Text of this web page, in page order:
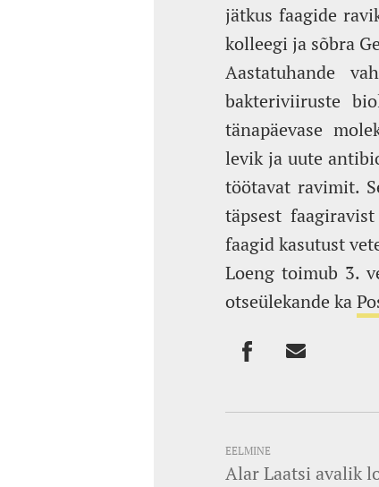
jätkus faagide
kolleegi ja sõbra
Aastatuhande
bakteriviiruste
tänapäevase
levik ja uute
töötavat ravimit.
täpsest
faagid kasutust
Loeng toimub 3.
otseülekande ka
EELMINE
Alar Laatsi avalik